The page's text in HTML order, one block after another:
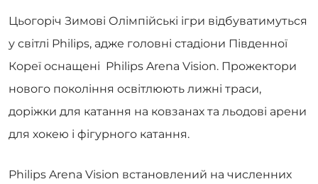
Цьогоріч Зимові Олімпійські ігри відбуватимуться
у світлі Philips, адже головні стадіони Південної
Кореї оснащені Philips Arena Vision. Прожектори
нового покоління освітлюють лижні траси,
доріжки для катання на ковзанах та льодові арени
для хокею і фігурного катання.
Philips Arena Vision встановлений на численних